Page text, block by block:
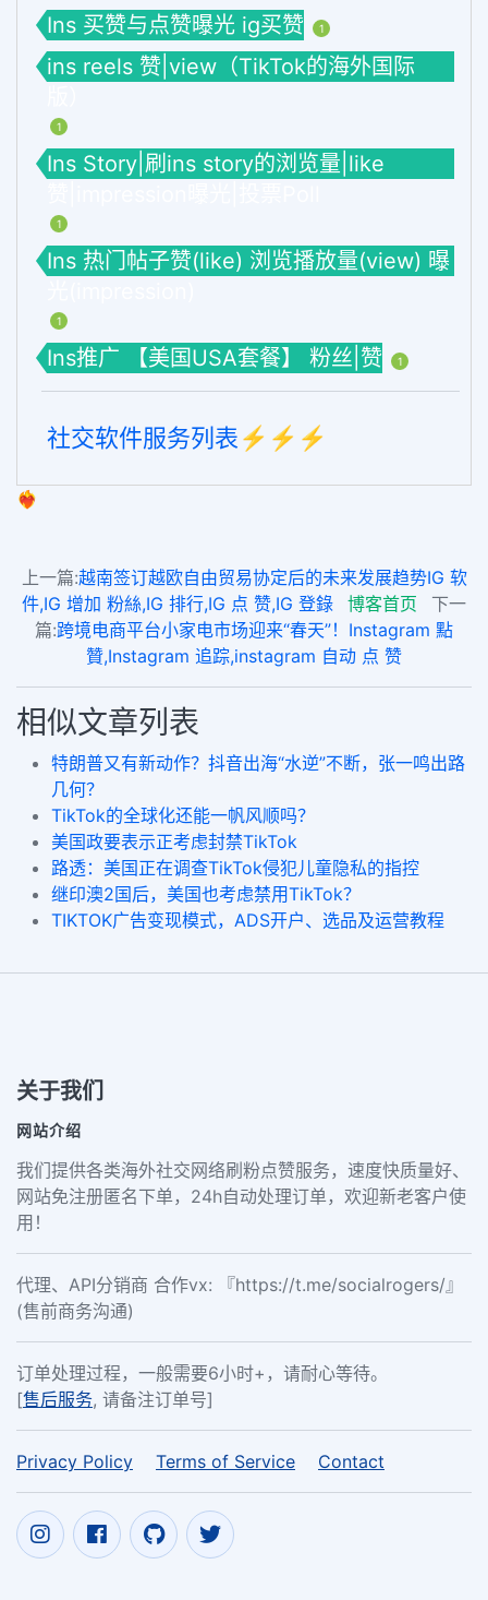
Ins 买赞与点赞曝光 ig买赞 1
ins reels 赞|view（TikTok的海外国际
1
Ins Story|刷ins story的浏览量|like
1
Ins 热门帖子赞(like) 浏览播放量(view) 曝
1
Ins推广 【美国USA套餐】 粉丝|赞 1
社交软件服务列表⚡️⚡️⚡️
❤️‍🔥
上一篇:越南签订越欧自由贸易协定后的未来发展趋势IG 软
件,IG 增加 粉絲,IG 排行,IG 点 赞,IG 登錄
博客首页
下一
篇:跨境电商平台小家电市场迎来“春天”！Instagram 點
贊,Instagram 追踪,instagram 自动 点 赞
相似文章列表
特朗普又有新动作？抖音出海“水逆”不断，张一鸣出路
几何？
TikTok的全球化还能一帆风顺吗？
美国政要表示正考虑封禁TikTok
路透：美国正在调查TikTok侵犯儿童隐私的指控
继印澳2国后，美国也考虑禁用TikTok？
TIKTOK广告变现模式，ADS开户、选品及运营教程
关于我们
网站介绍
我们提供各类海外社交网络刷粉点赞服务，速度快质量好、
网站免注册匿名下单，24h自动处理订单，欢迎新老客户使
用！
代理、API分销商 合作vx: 『https://t.me/socialrogers/』
(售前商务沟通)
订单处理过程，一般需要6小时+，请耐心等待。
[售后服务, 请备注订单号]
Privacy Policy Terms of Service Contact